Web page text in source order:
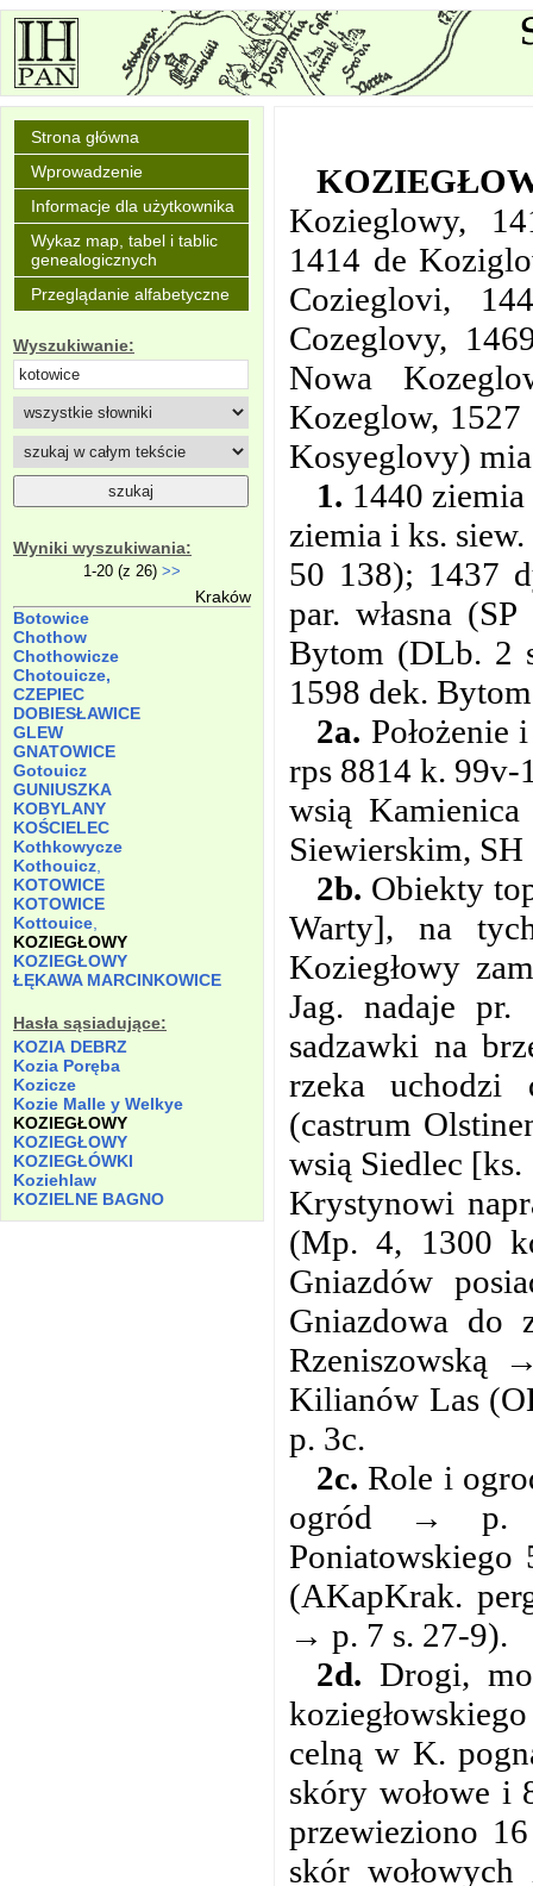
Strona główna
Wprowadzenie
Informacje dla użytkownika
Wykaz map, tabel i tablic
genealogicznych
Przeglądanie alfabetyczne
Wyszukiwanie:
Wyniki wyszukiwania:
1-20 (z 26) >>
Kraków
Botowice
Chothow
Chothowicze
Chotouicze,
CZEPIEC
DOBIESŁAWICE
GLEW
GNATOWICE
Gotouicz
GUNIUSZKA
KOBYLANY
KOŚCIELEC
Kothkowycze
Kothouicz
KOTOWICE
KOTOWICE
Kottouice
KOZIEGŁOWY
KOZIEGŁOWY
ŁĘKAWA MARCINKOWICE
Hasła sąsiadujące:
KOZIA DEBRZ
Kozia Poręba
Kozicze
Kozie Malle y Welkye
KOZIEGŁOWY
KOZIEGŁOWY
KOZIEGŁÓWKI
Koziehlaw
KOZIELNE BAGNO
Kozieglowy,
1414 de
Cozieglovi,
Cozeglovy,
Nowa
Kozeglow,
Kosyeglovy)
1. 1440
ziemia i ks.
50 138); 1437
par. własna
Bytom (DLb. 2
1598 dek.
2a. Położenie
rps 8814 k. 99v-
wsią
Siewierskim,
2b. Obiekty
Warty], na
Koziegłowy
Jag. nadaje
sadzawki na
rzeka uchodzi
(castrum
wsią Siedlec
Krystynowi
(Mp. 4, 1300
Gniazdów
Gniazdowa do
Rzeniszowską
Kilianów Las
p. 3c.
2c. Role i
ogród → p.
(AKapKrak.
→ p. 7 s. 27-9).
2d. Drogi,
celną w K.
skóry wołowe i
przewieziono
skór